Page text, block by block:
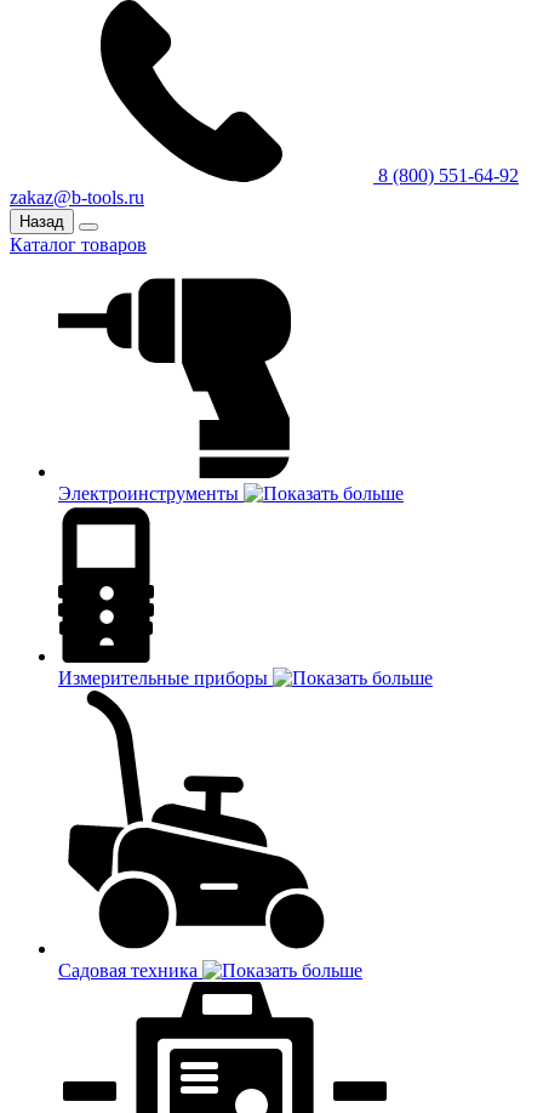
8 (800) 551-64-92
zakaz@b-tools.ru
Назад
Каталог товаров
Электроинструменты
Измерительные приборы
Садовая техника